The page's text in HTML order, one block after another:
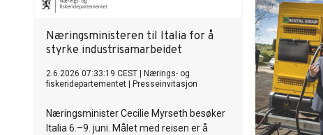
Næringsministeren til Italia for å
styrke industrisamarbeidet
2.6.2026 07:33:19 CEST
Nærings- og
fiskeridepartementet
Presseinvitasjon
Næringsminister Cecilie Myrseth besøker
Italia 6.–9. juni. Målet med reisen er å